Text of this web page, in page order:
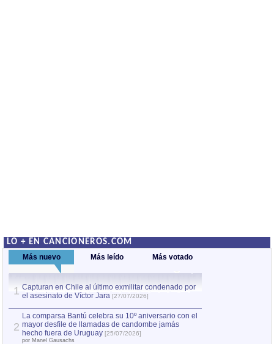
LO + EN CANCIONEROS.COM
Más nuevo Más leído Más votado
1 Capturan en Chile al último exmilitar condenado por
el asesinato de Víctor Jara [27/07/2026]
2
La comparsa Bantú celebra su 10º aniversario con el
mayor desfile de llamadas de candombe jamás
hecho fuera de Uruguay [25/07/2026]
por Manel Gausachs